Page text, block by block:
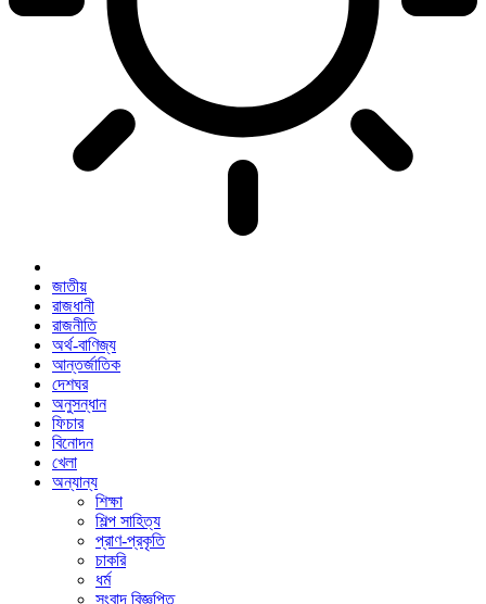
জাতীয়
রাজধানী
রাজনীতি
অর্থ-বাণিজ্য
আন্তর্জাতিক
দেশঘর
অনুসন্ধান
ফিচার
বিনোদন
খেলা
অন্যান্য
শিক্ষা
শিল্প সাহিত্য
প্রাণ-প্রকৃতি
চাকরি
ধর্ম
সংবাদ বিজ্ঞপ্তি